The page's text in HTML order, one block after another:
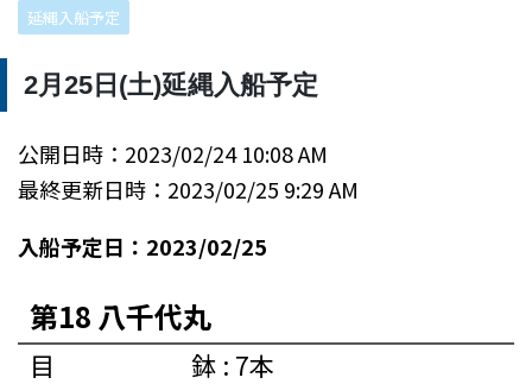
延縄入船予定
2月25日(土)延縄入船予定
公開日時：2023/02/24 10:08 AM
最終更新日時：2023/02/25 9:29 AM
入船予定日：2023/02/25
第18 八千代丸
目鉢 : 7本